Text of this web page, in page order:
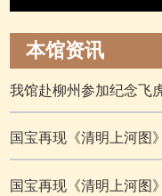
本馆资讯
我馆赴柳州参加纪念飞
国宝再现《清明上河
国宝再现《清明上河图